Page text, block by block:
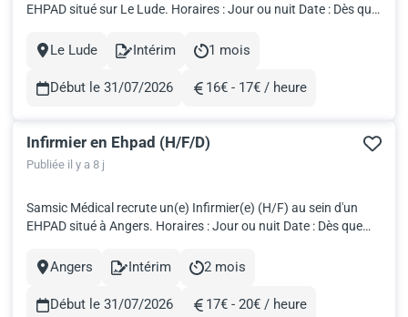
EHPAD situé sur Le Lude. Horaires : Jour ou nuit Date : Dès que
avec Samsic Médical, c'est: Fondé par des professionnels de
Ville
Le Lude
Contract
Intérim
Durée
1 mois
Début le 31/07/2026
Rémunération
16€ - 17€ / heure
Infirmier en Ehpad (H/F/D)
Publiée il y a 8 j
Samsic Médical recrute un(e) Infirmier(e) (H/F) au sein d'un
EHPAD situé à Angers. Horaires : Jour ou nuit Date : Dès que
par des professionnels de santé, nous développons votre
Ville
Angers
Contract
Intérim
Durée
2 mois
Début le 31/07/2026
Rémunération
17€ - 20€ / heure